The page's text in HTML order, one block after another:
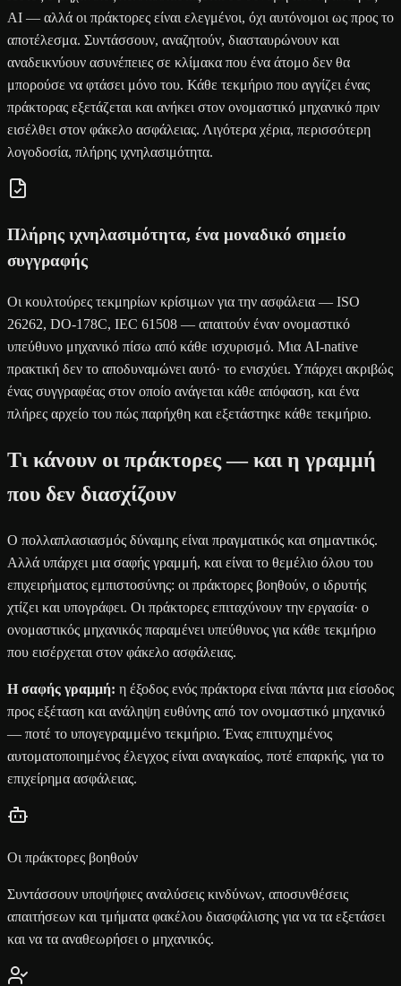
AI — αλλά οι πράκτορες είναι ελεγμένοι, όχι αυτόνομοι ως προς το
αποτέλεσμα. Συντάσσουν, αναζητούν, διασταυρώνουν και
αναδεικνύουν ασυνέπειες σε κλίμακα που ένα άτομο δεν θα
μπορούσε να φτάσει μόνο του. Κάθε τεκμήριο που αγγίζει ένας
πράκτορας εξετάζεται και ανήκει στον ονομαστικό μηχανικό πριν
εισέλθει στον φάκελο ασφάλειας. Λιγότερα χέρια, περισσότερη
λογοδοσία, πλήρης ιχνηλασιμότητα.
Πλήρης ιχνηλασιμότητα, ένα μοναδικό σημείο
συγγραφής
Οι κουλτούρες τεκμηρίων κρίσιμων για την ασφάλεια — ISO
26262, DO-178C, IEC 61508 — απαιτούν έναν ονομαστικό
υπεύθυνο μηχανικό πίσω από κάθε ισχυρισμό. Μια AI-native
πρακτική δεν το αποδυναμώνει αυτό· το ενισχύει. Υπάρχει ακριβώς
ένας συγγραφέας στον οποίο ανάγεται κάθε απόφαση, και ένα
πλήρες αρχείο του πώς παρήχθη και εξετάστηκε κάθε τεκμήριο.
Τι κάνουν οι πράκτορες — και η γραμμή
που δεν διασχίζουν
Ο πολλαπλασιασμός δύναμης είναι πραγματικός και σημαντικός.
Αλλά υπάρχει μια σαφής γραμμή, και είναι το θεμέλιο όλου του
επιχειρήματος εμπιστοσύνης: οι πράκτορες βοηθούν, ο ιδρυτής
χτίζει και υπογράφει. Οι πράκτορες επιταχύνουν την εργασία· ο
ονομαστικός μηχανικός παραμένει υπεύθυνος για κάθε τεκμήριο
που εισέρχεται στον φάκελο ασφάλειας.
Η σαφής γραμμή: η έξοδος ενός πράκτορα είναι πάντα μια είσοδος
προς εξέταση και ανάληψη ευθύνης από τον ονομαστικό μηχανικό
— ποτέ το υπογεγραμμένο τεκμήριο. Ένας επιτυχημένος
αυτοματοποιημένος έλεγχος είναι αναγκαίος, ποτέ επαρκής, για το
επιχείρημα ασφάλειας.
Οι πράκτορες βοηθούν
Συντάσσουν υποψήφιες αναλύσεις κινδύνων, αποσυνθέσεις
απαιτήσεων και τμήματα φακέλου διασφάλισης για να τα εξετάσει
και να τα αναθεωρήσει ο μηχανικός.